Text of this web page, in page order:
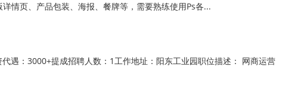
情页、产品包装、海报、餐牌等，需要熟练使用Ps各...
遇：3000+提成招聘人数：1工作地址：阳东工业园职位描述： 网商运营